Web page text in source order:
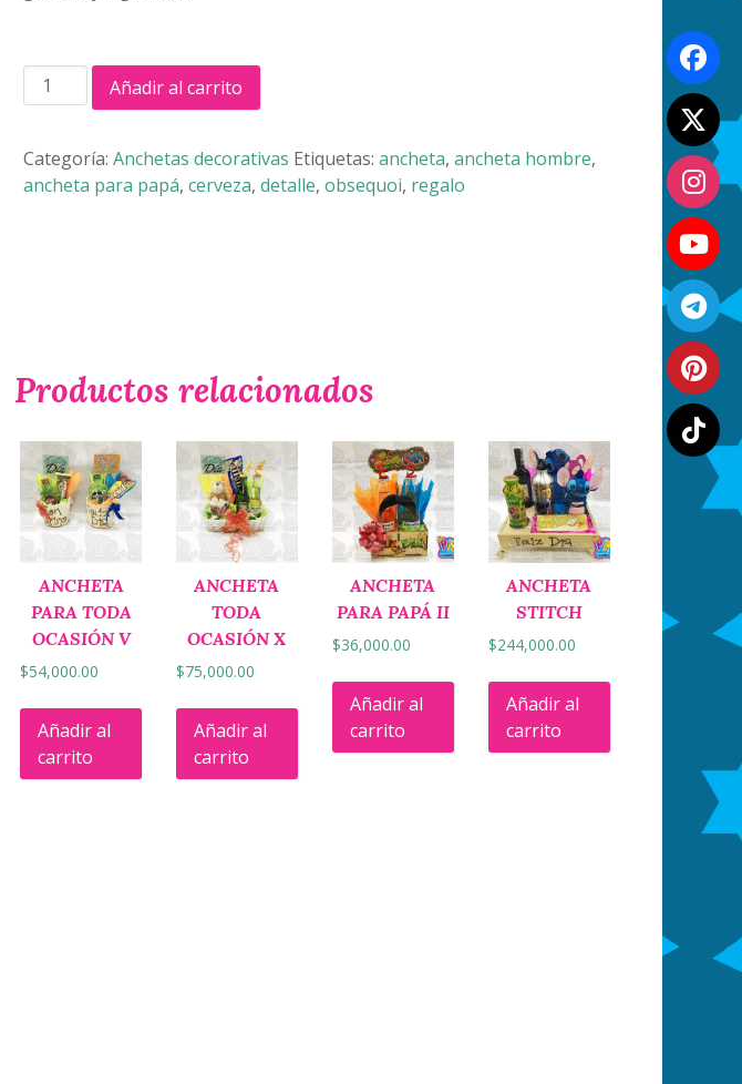
ANCHETA
TRIGO
cantidad
Añadir al carrito
Categoría: Anchetas decorativas Etiquetas: ancheta, ancheta hombre,
ancheta para papá, cerveza, detalle, obsequoi, regalo
Productos relacionados
ANCHETA
PARA TODA
OCASIÓN V
$54,000.00
Añadir al
carrito
ANCHETA
TODA
OCASIÓN X
$75,000.00
Añadir al
carrito
ANCHETA
PARA PAPÁ II
$36,000.00
Añadir al
carrito
ANCHETA
STITCH
$244,000.00
Añadir al
carrito